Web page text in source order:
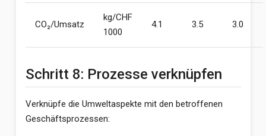
CO₂/Umsatz
kg/CHF
1000
4.1 3.5 3.0
Schritt 8: Prozesse verknüpfen
Verknüpfe die Umweltaspekte mit den betroffenen
Geschäftsprozessen: